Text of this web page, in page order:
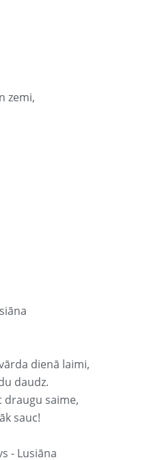
zemi,
dienā laimi,
daudz.
draugu saime,
sauc!
- Lusiāna